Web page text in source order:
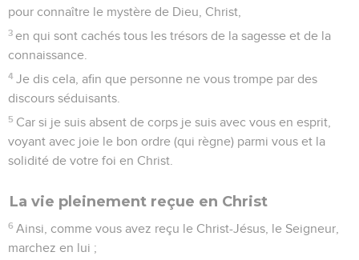
pour connaître le mystère de Dieu, Christ,
3 en qui sont cachés tous les trésors de la sagesse et de la
connaissance.
4 Je dis cela, afin que personne ne vous trompe par des
discours séduisants.
5 Car si je suis absent de corps je suis avec vous en esprit,
voyant avec joie le bon ordre (qui règne) parmi vous et la
solidité de votre foi en Christ.
La vie pleinement reçue en Christ
6 Ainsi, comme vous avez reçu le Christ-Jésus, le Seigneur,
marchez en lui ;